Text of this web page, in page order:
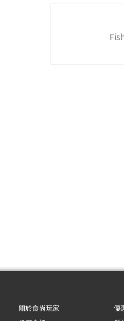
關於食尚玩家
優